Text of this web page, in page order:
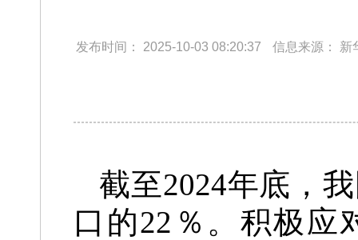
发布时间： 2025-10-03 08:20:37 信息来源： 新
截至2024年底，
口的22％。积极应